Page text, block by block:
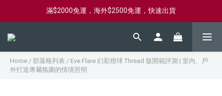
新會員首購滿$2000，送購物金$2000
新會員首購滿$2000，送購物金$2000
滿$2000免運，海外$2500免運，快速出貨
Home / 部落格列表 / Eve Flare 幻彩燈球 Thread 版開箱評測 | 室內、戶
外打造專屬氛圍的情境照明